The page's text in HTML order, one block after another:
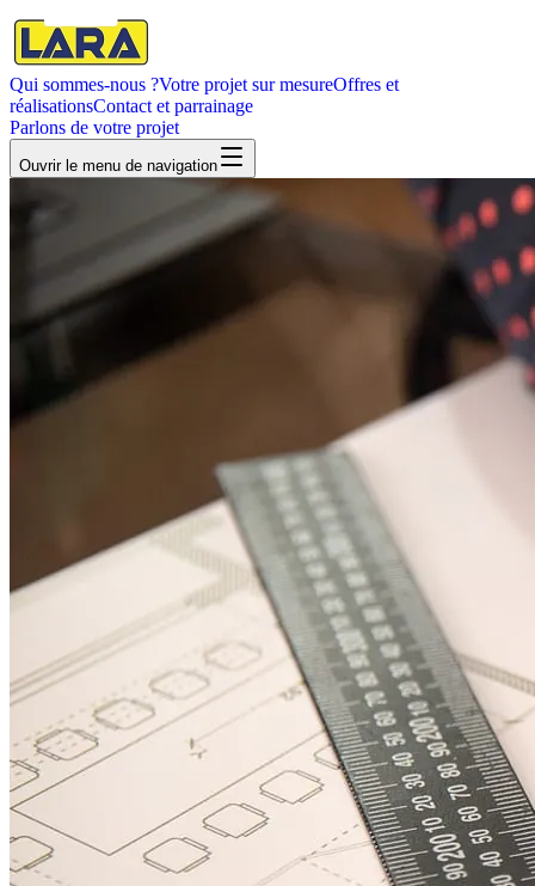
Qui sommes-nous ?Votre projet sur mesureOffres et
réalisationsContact et parrainage
Parlons de votre projet
Ouvrirle menu de navigation